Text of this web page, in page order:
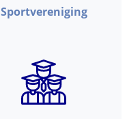
Sportvereniging